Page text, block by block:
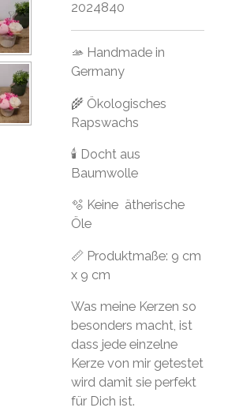
2024840
🫴 Handmade in
Germany
🌾 Ökologisches
Rapswachs
🕯 Docht aus
Baumwolle
🫧 Keine ätherische
Öle
📏 Produktmaße: 9 cm
x 9 cm
Was meine Kerzen so
besonders macht, ist
dass jede einzelne
Kerze von mir getestet
wird damit sie perfekt
für Dich ist.